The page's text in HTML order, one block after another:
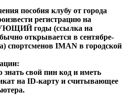
пособия клубу от города
регистрацию на
годы (ссылка на
открывается в сентябре-
спортсменов IMAN в городской
знать свой пин код и иметь
на ID-карту и считывающее